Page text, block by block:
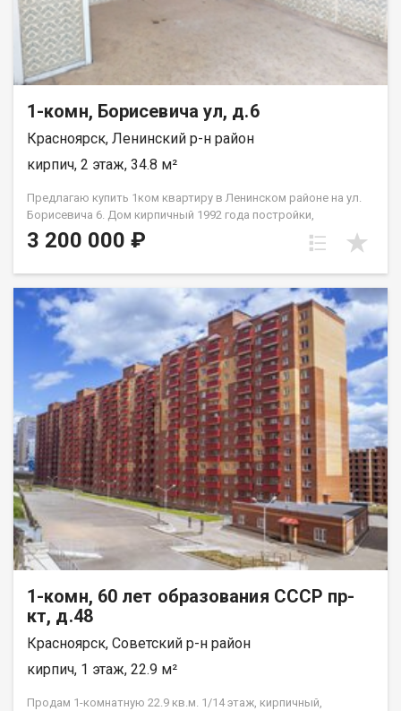
1-комн, Борисевича ул, д.6
Красноярск, Ленинский р-н район
кирпич, 2 этаж, 34.8 м²
Предлагаю купить 1ком квартиру в Ленинском районе на ул.
Борисевича 6. Дом кирпичный 1992 года постройки,
просторная комната, санузел раздельный, большая лоджия,
широкие подоконники. Квартира просторная, светлая и очень
закрытого типа, внутри хорошая детская площадка и
площадка для отдыха. Все очень чистенькое и по домашнему!
Инфраструктура: Удачное расположение дома, в шаговой
доступности школа № 148 и детский сад, остановки
общественного транспорта и все необходимое для
комфортного проживания. Условия продажи: Документы
проверены и готовы к сделке! Показ по договоренности.
3 200 000 ₽
1-комн, 60 лет образования СССР пр-
кт, д.48
Красноярск, Советский р-н район
кирпич, 1 этаж, 22.9 м²
Продам 1-комнатную 22.9 кв.м. 1/14 этаж, кирпичный,